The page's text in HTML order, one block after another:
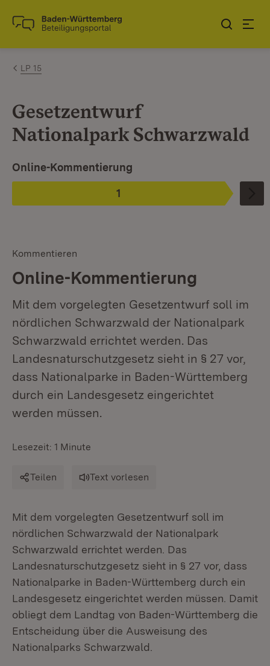
Zum Inhalt springen
Link zur Startseite
LP 15
Gesetzentwurf
Nationalpark Schwarzwald
Phase
1
:
Ist ausgewählt.
Online-Kommentierung
Kommentieren
Online-Kommentierung
Mit dem vorgelegten Gesetzentwurf soll im
nördlichen Schwarzwald der Nationalpark
Schwarzwald errichtet werden. Das
Landesnaturschutzgesetz sieht in § 27 vor,
dass Nationalparke in Baden-Württemberg
durch ein Landesgesetz eingerichtet
werden müssen.
Lesezeit: 1 Minute
Teilen Text vorlesen
Mit dem vorgelegten Gesetzentwurf soll im
nördlichen Schwarzwald der Nationalpark
Schwarzwald errichtet werden. Das
Landesnaturschutzgesetz sieht in § 27 vor, dass
Nationalparke in Baden-Württemberg durch ein
Landesgesetz eingerichtet werden müssen. Damit
obliegt dem Landtag von Baden-Württemberg die
Entscheidung über die Ausweisung des
Nationalparks Schwarzwald.